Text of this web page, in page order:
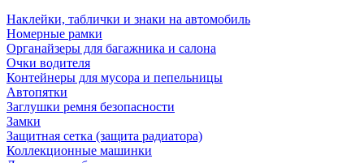
Наклейки, таблички и знаки на автомобиль
Номерные рамки
Органайзеры для багажника и салона
Очки водителя
Контейнеры для мусора и пепельницы
Автопятки
Заглушки ремня безопасности
Замки
Защитная сетка (защита радиатора)
Коллекционные машинки